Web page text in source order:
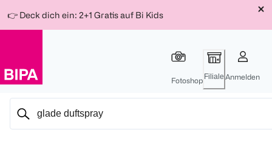
Für
150 Ös
Für
300 Ös
Für
500 Ös
zum
👉 Deck dich ein: 2+1 Gratis auf Bi Kids
Fotoshop Filiale Anmelden